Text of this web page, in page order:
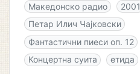
Македонско радио
2001
Петар Илич Чајковски
Фантастични пиеси оп. 12
Концертна суита
етида